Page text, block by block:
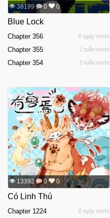
38199 0 0
Blue Lock
Chapter 356 6 ngày trước
Chapter 355 1 tuần trước
Chapter 354 2 tuần trước
13392 0 0
Có Linh Thú
Chapter 1224 6 ngày trước